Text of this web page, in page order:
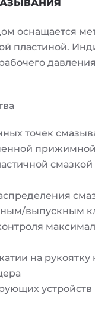
оснащается
пластиной.
точек
смазкой
выпускным
на рукоятку
устройств